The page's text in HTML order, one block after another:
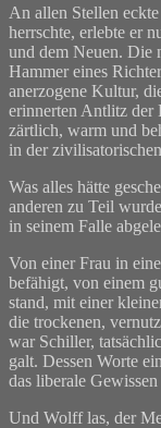
An allen Stellen
herrschte, erlebte er
und dem Neuen. Die
Hammer eines
anerzogene Kultur,
erinnerten Antlitz der
zärtlich, warm und
in der
Was alles hätte
anderen zu Teil
in seinem Falle
Von einer Frau in
befähigt, von einem
stand, mit einer
die trockenen,
war Schiller,
galt. Dessen Worte
das liberale
Und Wolff las, der